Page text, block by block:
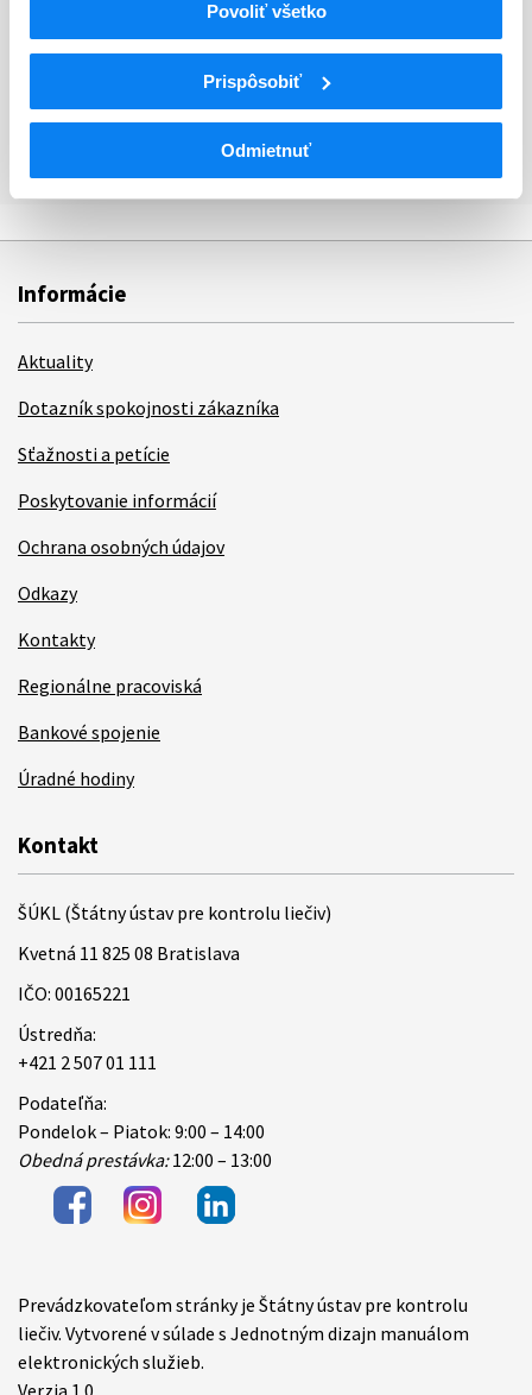
Povoliť všetko
Prispôsobiť
Odmietnuť
Mesto
Informácie
Aktuality
Dotazník spokojnosti zákazníka
Sťažnosti a petície
Poskytovanie informácií
Ochrana osobných údajov
Odkazy
Kontakty
Regionálne pracoviská
Bankové spojenie
Úradné hodiny
Kontakt
ŠÚKL (Štátny ústav pre kontrolu liečiv)
Kvetná 11 825 08 Bratislava
IČO: 00165221
Ústredňa:
+421 2 507 01 111
Podateľňa:
Pondelok – Piatok: 9:00 – 14:00
Obedná prestávka:12:00 – 13:00
Items
Prevádzkovateľom stránky je Štátny ústav pre kontrolu
liečiv. Vytvorené v súlade s Jednotným dizajn manuálom
elektronických služieb.
Verzia 1.0